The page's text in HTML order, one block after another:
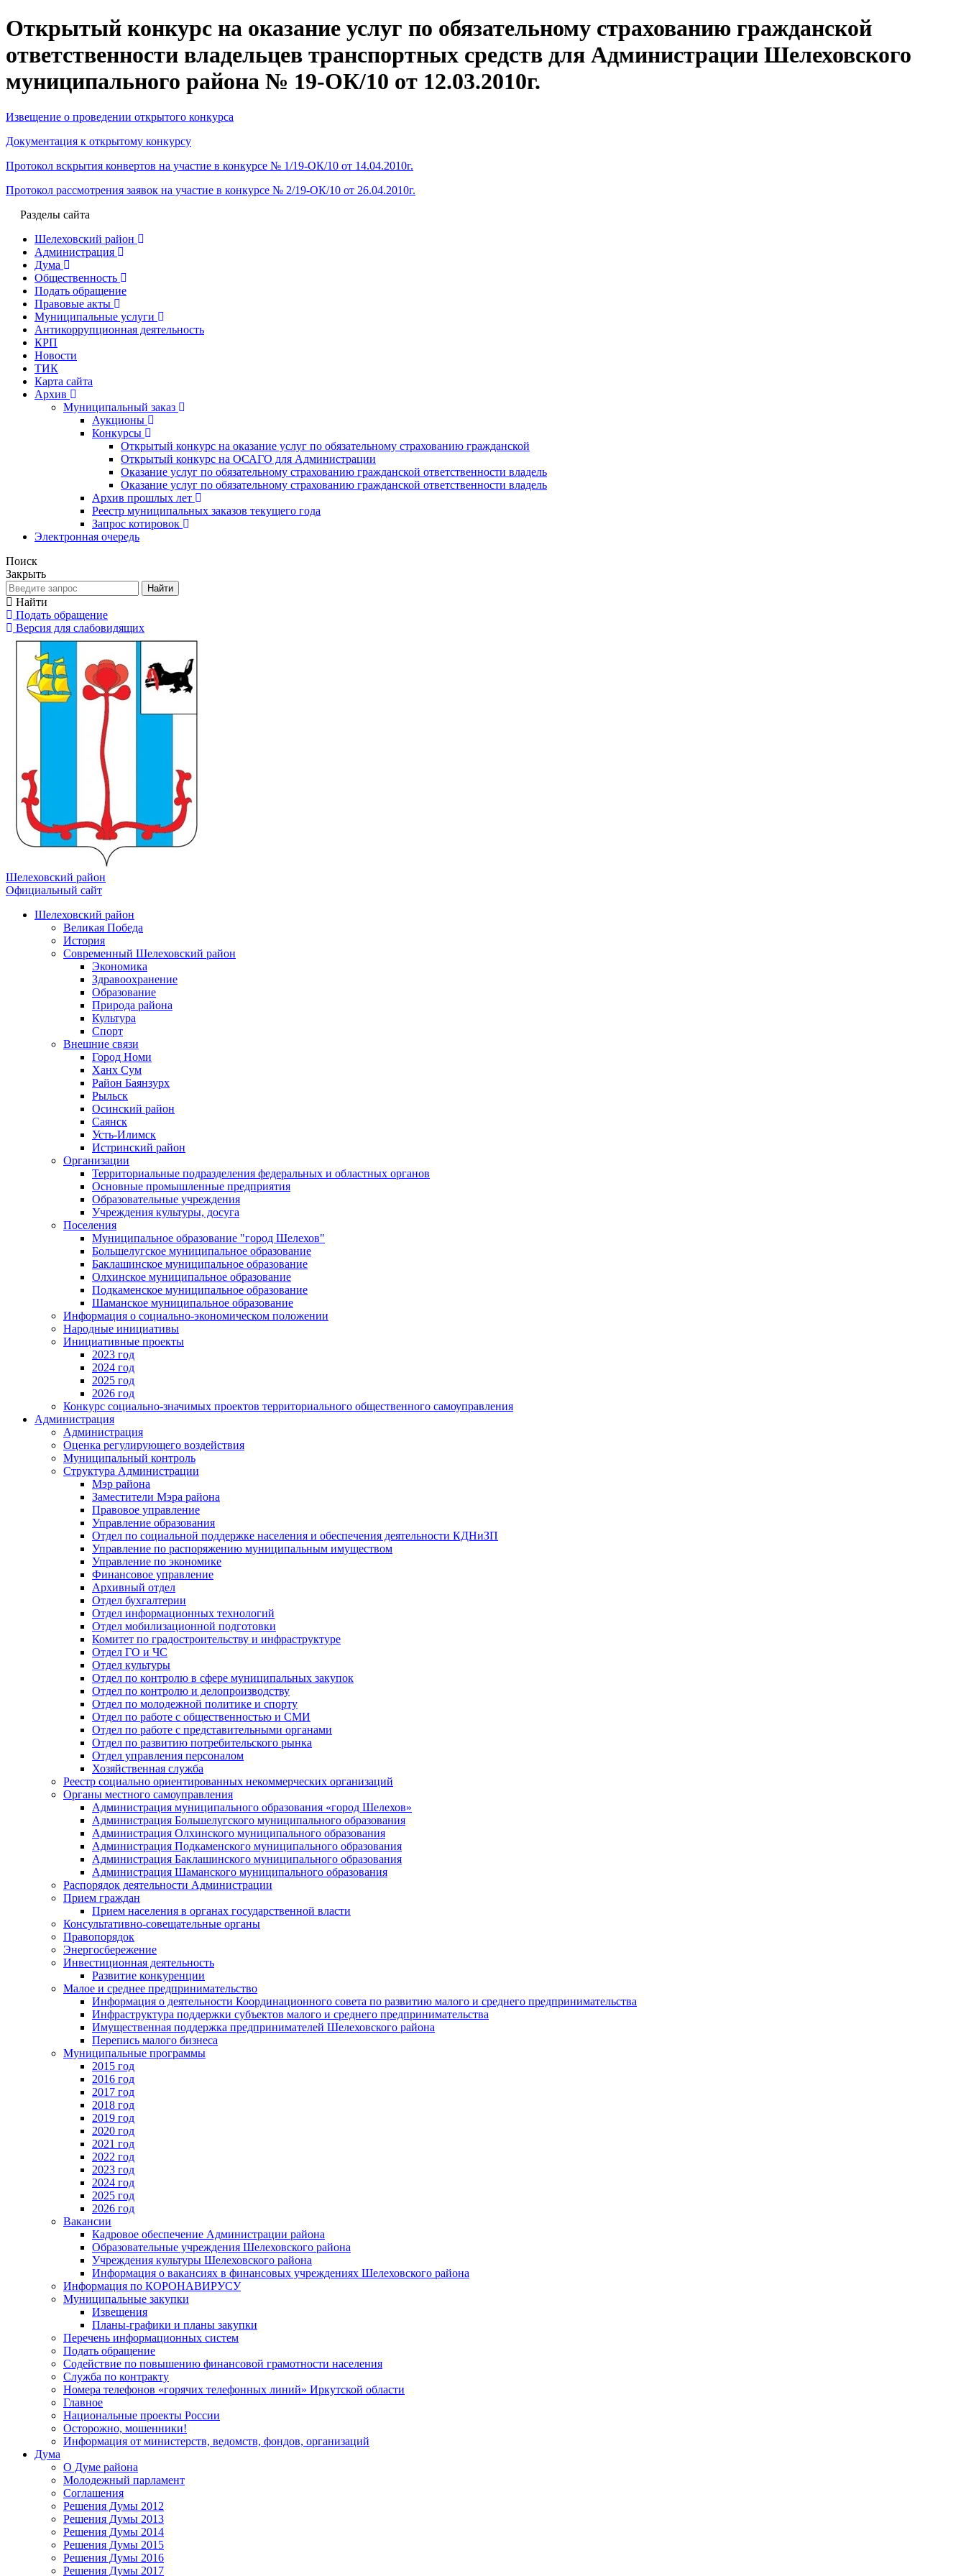
Открытый конкурс на оказание услуг по обязательному страхованию гражданской
ответственности владельцев транспортных средств для Администрации Шелеховского
муниципального района № 19-ОК/10 от 12.03.2010г.
Извещение о проведении открытого конкурса
Документация к открытому конкурсу
Протокол вскрытия конвертов на участие в конкурсе № 1/19-ОК/10 от 14.04.2010г.
Протокол рассмотрения заявок на участие в конкурсе № 2/19-ОК/10 от 26.04.2010г.
Разделы сайта
Шелеховский район
Администрация
Дума
Общественность
Подать обращение
Правовые акты
Муниципальные услуги
Антикоррупционная деятельность
КРП
Новости
ТИК
Карта сайта
Архив
Муниципальный заказ
Аукционы
Конкурсы
Открытый конкурс на оказание услуг по обязательному страхованию гражданской
Открытый конкурс на ОСАГО для Администрации
Оказание услуг по обязательному страхованию гражданской ответственности владель
Оказание услуг по обязательному страхованию гражданской ответственности владель
Архив прошлых лет
Реестр муниципальных заказов текущего года
Запрос котировок
Электронная очередь
Поиск
Закрыть
Найти
Найти
Подать обращение
Версия для слабовидящих
Шелеховский район
Официальный сайт
Шелеховский район
Великая Победа
История
Современный Шелеховский район
Экономика
Здравоохранение
Образование
Природа района
Культура
Спорт
Внешние связи
Город Номи
Ханх Сум
Район Баянзурх
Рыльск
Осинский район
Саянск
Усть-Илимск
Истринский район
Организации
Территориальные подразделения федеральных и областных органов
Основные промышленные предприятия
Образовательные учреждения
Учреждения культуры, досуга
Поселения
Муниципальное образование "город Шелехов"
Большелугское муниципальное образование
Баклашинское муниципальное образование
Олхинское муниципальное образование
Подкаменское муниципальное образование
Шаманское муниципальное образование
Информация о социально-экономическом положении
Народные инициативы
Инициативные проекты
2023 год
2024 год
2025 год
2026 год
Конкурс социально-значимых проектов территориального общественного самоуправления
Администрация
Администрация
Оценка регулирующего воздействия
Муниципальный контроль
Структура Администрации
Мэр района
Заместители Мэра района
Правовое управление
Управление образования
Отдел по социальной поддержке населения и обеспечения деятельности КДНиЗП
Управление по распоряжению муниципальным имуществом
Управление по экономике
Финансовое управление
Архивный отдел
Отдел бухгалтерии
Отдел информационных технологий
Отдел мобилизационной подготовки
Комитет по градостроительству и инфраструктуре
Отдел ГО и ЧС
Отдел культуры
Отдел по контролю в сфере муниципальных закупок
Отдел по контролю и делопроизводству
Отдел по молодежной политике и спорту
Отдел по работе с общественностью и СМИ
Отдел по работе с представительными органами
Отдел по развитию потребительского рынка
Отдел управления персоналом
Хозяйственная служба
Реестр социально ориентированных некоммерческих организаций
Органы местного самоуправления
Администрация муниципального образования «город Шелехов»
Администрация Большелугского муниципального образования
Администрация Олхинского муниципального образования
Администрация Подкаменского муниципального образования
Администрация Баклашинского муниципального образования
Администрация Шаманского муниципального образования
Распорядок деятельности Администрации
Прием граждан
Прием населения в органах государственной власти
Консультативно-совещательные органы
Правопорядок
Энергосбережение
Инвестиционная деятельность
Развитие конкуренции
Малое и среднее предпринимательство
Информация о деятельности Координационного совета по развитию малого и среднего предпринимательства
Инфраструктура поддержки субъектов малого и среднего предпринимательства
Имущественная поддержка предпринимателей Шелеховского района
Перепись малого бизнеса
Муниципальные программы
2015 год
2016 год
2017 год
2018 год
2019 год
2020 год
2021 год
2022 год
2023 год
2024 год
2025 год
2026 год
Вакансии
Кадровое обеспечение Администрации района
Образовательные учреждения Шелеховского района
Учреждения культуры Шелеховского района
Информация о вакансиях в финансовых учреждениях Шелеховского района
Информация по КОРОНАВИРУСУ
Муниципальные закупки
Извещения
Планы-графики и планы закупки
Перечень информационных систем
Подать обращение
Содействие по повышению финансовой грамотности населения
Служба по контракту
Номера телефонов «горячих телефонных линий» Иркутской области
Главное
Национальные проекты России
Осторожно, мошенники!
Информация от министерств, ведомств, фондов, организаций
Дума
О Думе района
Молодежный парламент
Соглашения
Решения Думы 2012
Решения Думы 2013
Решения Думы 2014
Решения Думы 2015
Решения Думы 2016
Решения Думы 2017